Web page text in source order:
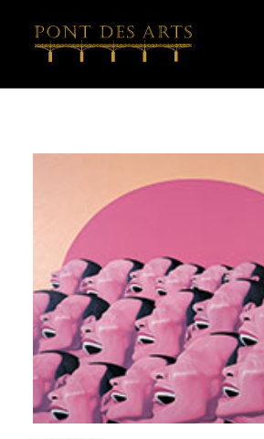
葡萄酒及烈酒系列
特别合作
探索
联系我们
隐私和COOKIE政策